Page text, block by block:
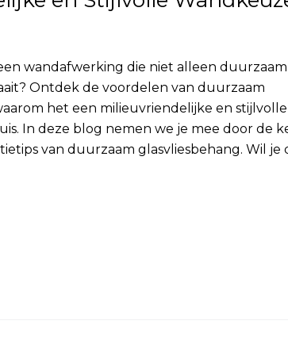
wandafwerking die niet alleen duurzaam
Ontdek de voordelen van duurzaam
het een milieuvriendelijke en
In deze blog nemen we je mee door de
van duurzaam glasvliesbehang. Wil je